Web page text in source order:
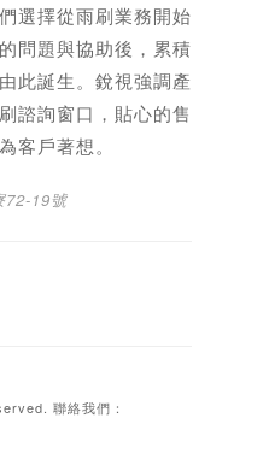
選擇從雨刷業務開始
問題與協助後，累積
此誕生。銳視強調產
諮詢窗口，貼心的售
客戶著想。
72-19號
聯絡我們：